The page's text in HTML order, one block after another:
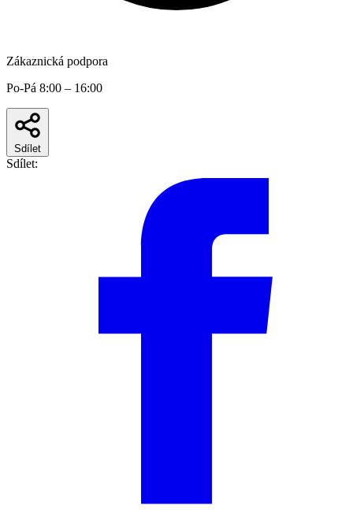
Zákaznická podpora
Po-Pá 8:00 – 16:00
Sdílet
Sdílet: